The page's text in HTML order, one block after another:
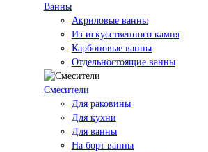
Ванны
Акриловые ванны
Из искусственного камня
Карбоновые ванны
Отдельностоящие ванны
Смесители
Для раковины
Для кухни
Для ванны
На борт ванны